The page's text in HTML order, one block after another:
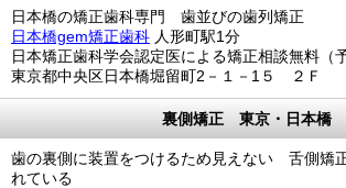
日本橋の矯正歯科専門 歯並びの歯列矯正
日本橋gem矯正歯科 人形町駅1分
日本矯正歯科学会認定医による矯正相談無料（
東京都中央区日本橋堀留町2－１－1５ ２Ｆ
裏側矯正 東京・日本橋
歯の裏側に装置をつけるため見えない 舌側矯
れている